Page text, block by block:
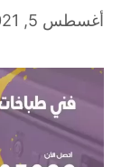
أغسطس 5, 2021